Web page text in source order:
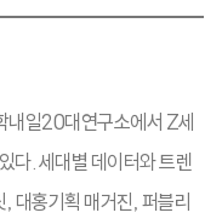
내일20대연구소에서 Z세
다. 세대별 데이터와 트렌
대홍기획 매거진, 퍼블리